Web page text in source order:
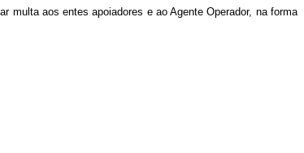
multa aos entes apoiadores e ao Agente Operador, na forma